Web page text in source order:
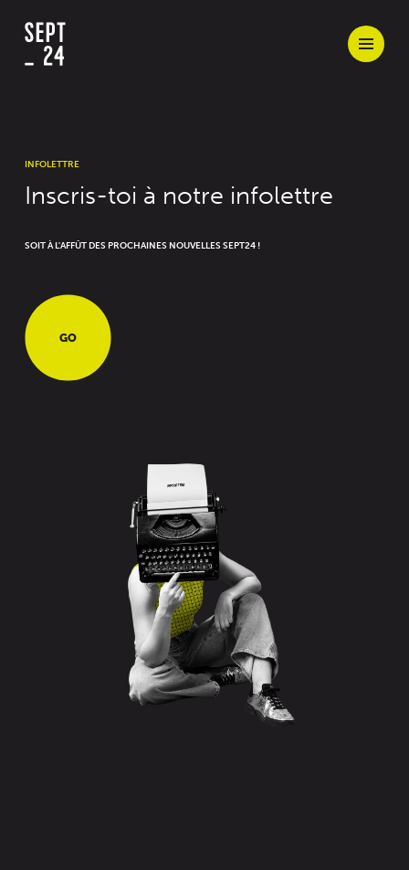
INFOLETTRE
Inscris-toi à notre infolettre
SOIT À L'AFFÛT DES PROCHAINES NOUVELLES SEPT24 !
GO